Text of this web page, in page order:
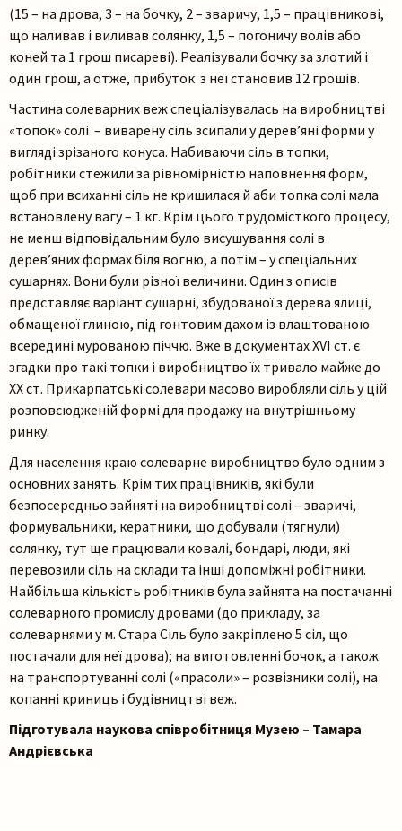
(15 – на дрова, 3 – на бочку, 2 – зваричу, 1,5 – працівникові,
що наливав і виливав солянку, 1,5 – погоничу волів або
коней та 1 грош писареві). Реалізували бочку за злотий і
один грош, а отже, прибуток з неї становив 12 грошів.
Частина солеварних веж спеціалізувалась на виробництві
«топок» солі – виварену сіль зсипали у дерев’яні форми у
вигляді зрізаного конуса. Набиваючи сіль в топки,
робітники стежили за рівномірністю наповнення форм,
щоб при всиханні сіль не кришилася й аби топка солі мала
встановлену вагу – 1 кг. Крім цього трудомісткого процесу,
не менш відповідальним було висушування солі в
дерев’яних формах біля вогню, а потім – у спеціальних
сушарнях. Вони були різної величини. Один з описів
представляє варіант сушарні, збудованої з дерева ялиці,
обмащеної глиною, під гонтовим дахом із влаштованою
всередині мурованою піччю. Вже в документах ХVІ ст. є
згадки про такі топки і виробництво їх тривало майже до
ХХ ст. Прикарпатські солевари масово виробляли сіль у цій
розповсюдженій формі для продажу на внутрішньому
ринку.
Для населення краю солеварне виробництво було одним з
основних занять. Крім тих працівників, які були
безпосередньо зайняті на виробництві солі – зваричі,
формувальники, кератники, що добували (тягнули)
солянку, тут ще працювали ковалі, бондарі, люди, які
перевозили сіль на склади та інші допоміжні робітники.
Найбільша кількість робітників була зайнята на постачанні
солеварного промислу дровами (до прикладу, за
солеварнями у м. Стара Сіль було закріплено 5 сіл, що
постачали для неї дрова); на виготовленні бочок, а також
на транспортуванні солі («прасоли» – розвізники солі), на
копанні криниць і будівництві веж.
Підготувала наукова співробітниця Музею – Тамара
Андрієвська